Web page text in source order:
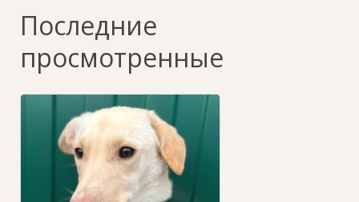
Последние
просмотренные